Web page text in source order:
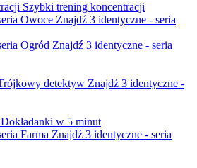
Szybki trening koncentracji
Znajdź 3 identyczne - seria
Znajdź 3 identyczne - seria
Znajdź 3 identyczne -
Dokładanki w 5 minut
Znajdź 3 identyczne - seria